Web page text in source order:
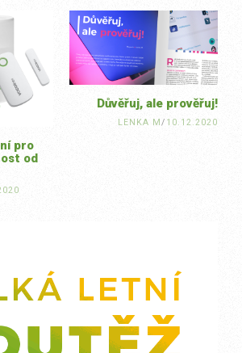
Důvěřuj, ale prověřuj!
LENKA M/ 10.12.2020
pro
od